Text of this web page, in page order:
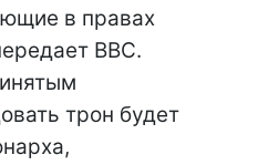
в правах
BBC.
трон будет